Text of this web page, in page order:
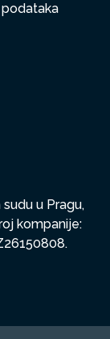
podataka
u Pragu,
kompanije: